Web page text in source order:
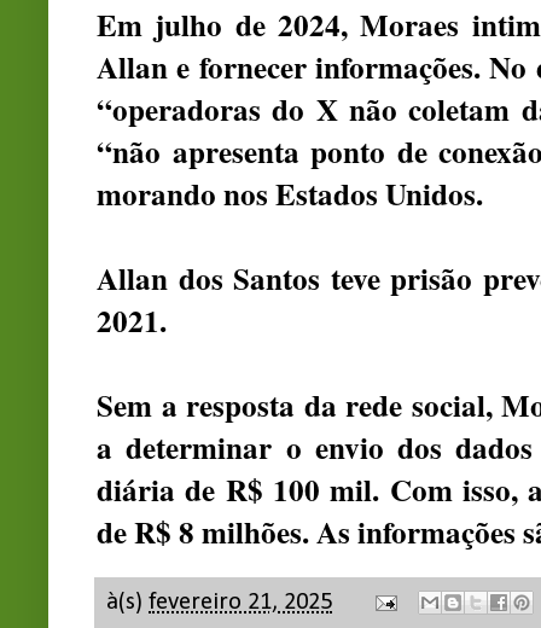
Em julho de 2024, Moraes
Allan e fornecer informações. No
“operadoras do X não coletam
“não apresenta ponto de
morando nos Estados Unidos.
Allan dos Santos teve prisão
2021.
Sem a resposta da rede social,
a determinar o envio dos
diária de R$ 100 mil. Com isso,
de R$ 8 milhões. As informações
à(s) fevereiro 21, 2025